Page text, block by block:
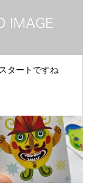
タートですね